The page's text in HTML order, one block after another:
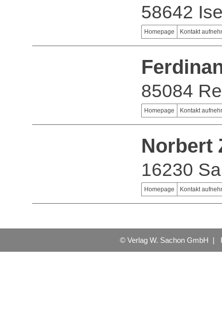
58642
Homepage Kontakt
85084
Homepage Kontakt
Norbert
16230
Homepage Kontakt
© Verlag W. Sachon GmbH |